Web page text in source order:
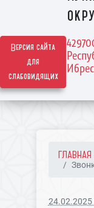
Версия сайта
для
слабовидящих
ГЛАВНАЯ
24.02.2025